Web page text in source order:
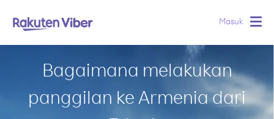
Masuk
Bagaimana melakukan
panggilan ke Armenia dari